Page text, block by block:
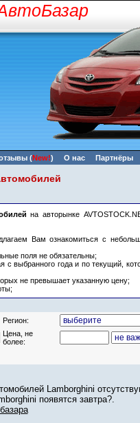
(New!) О нас Партнёры
на авторынке
Вам ознакомиться с
поля не обязательны;
с выбранного года и по текущий,
не превышает указанную цену;
Регион:
Цена, не
более:
Lamborghini
появятся завтра?.